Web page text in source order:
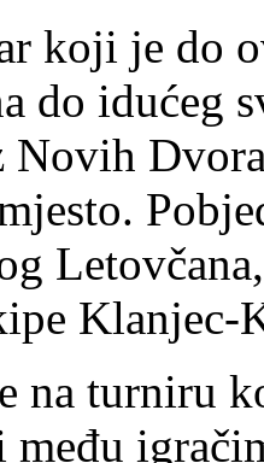
koji je do
do idućeg
Novih
Klanjec-
na turniru